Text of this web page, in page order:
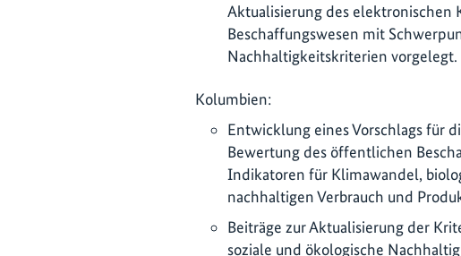
Aktualisierung des elektronischen
Beschaffungswesen mit
Nachhaltigkeitskriterien vorgelegt.
Kolumbien:
Entwicklung eines Vorschlags für
Bewertung des öffentlichen
Indikatoren für Klimawandel,
nachhaltigen Verbrauch und
Beiträge zur Aktualisierung der
soziale und ökologische